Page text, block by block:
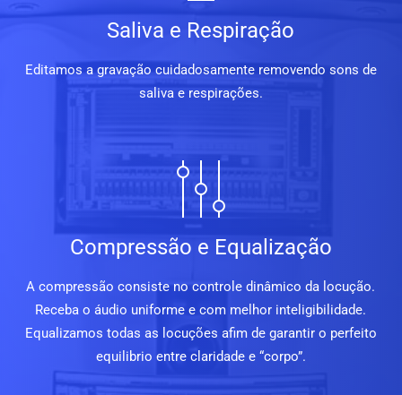
Saliva e Respiração
Editamos a gravação cuidadosamente removendo sons de
saliva e respirações.
Compressão e Equalização
A compressão consiste no controle dinâmico da locução.
Receba o áudio uniforme e com melhor inteligibilidade.
Equalizamos todas as locuções afim de garantir o perfeito
equilibrio entre claridade e “corpo”.